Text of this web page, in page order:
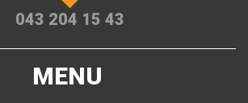
043 204 15 43
MENU